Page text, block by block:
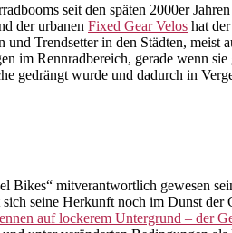
seit den späten 2000er
der urbanen Fixed Gear Velos hat
Trendsetter in den Städten,
Rennradbereich, gerade wenn
gedrängt wurde und dadurch in
Bikes“ mitverantwortlich gewesen
seine Herkunft noch im Dunst
auf lockerem Untergrund – der